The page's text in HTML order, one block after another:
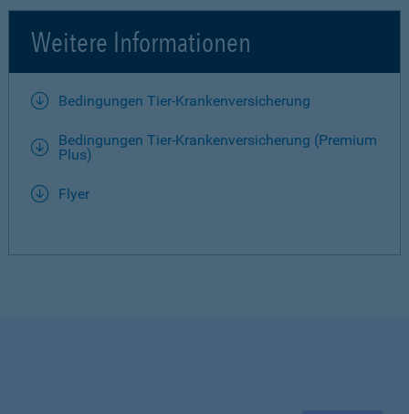
Weitere Informationen
Bedingungen Tier-Krankenversicherung
Bedingungen Tier-Krankenversicherung (Premium
Plus)
Flyer